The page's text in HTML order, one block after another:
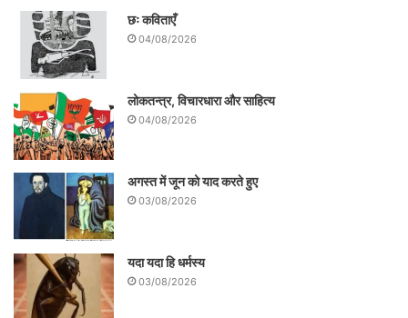
छः कविताएँ
04/08/2026
लोकतन्त्र, विचारधारा और साहित्य
04/08/2026
अगस्त में जून को याद करते हुए
03/08/2026
यदा यदा हि धर्मस्य
03/08/2026